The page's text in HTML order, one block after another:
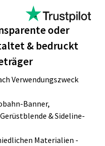
oder
& bedruckt
Verwendungszweck
Banner,
& Sideline-
Materialien -